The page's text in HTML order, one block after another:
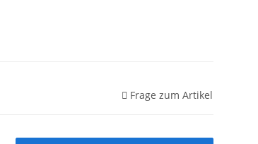
Frage zum Artikel